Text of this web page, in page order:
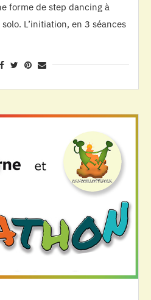
forme de step dancing à
L’initiation, en 3 séances